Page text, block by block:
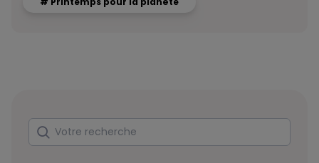
Rechercher
Votre recherche